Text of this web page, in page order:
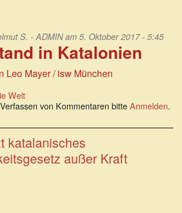
S. - ADMINam 5. Oktober 2017 - 5:45
in Katalonien
Leo Mayer/ isw München
Welt
von Kommentaren bitteAnmelden.
katalanisches
außer Kraft